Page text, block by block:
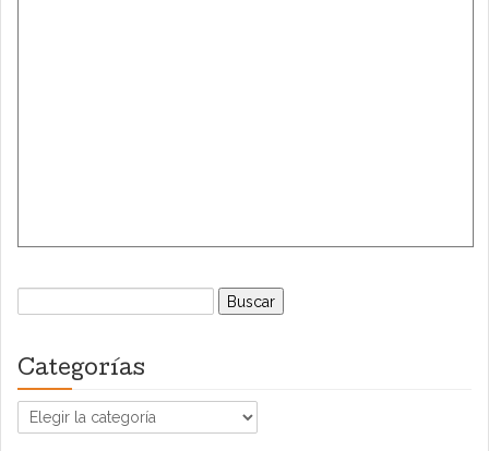
Buscar:
Categorías
Categorías